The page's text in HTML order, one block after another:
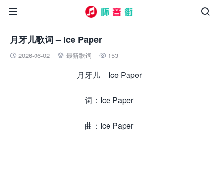


月牙儿歌词 – Ice Paper
 2026-06-02  最新歌词  153
月牙儿 – Ice Paper
词：Ice Paper
曲：Ice Paper